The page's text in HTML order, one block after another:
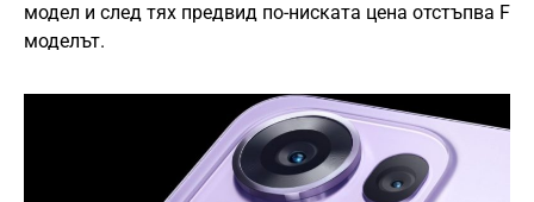
модел и след тях предвид по-ниската цена отстъпва F
моделът.